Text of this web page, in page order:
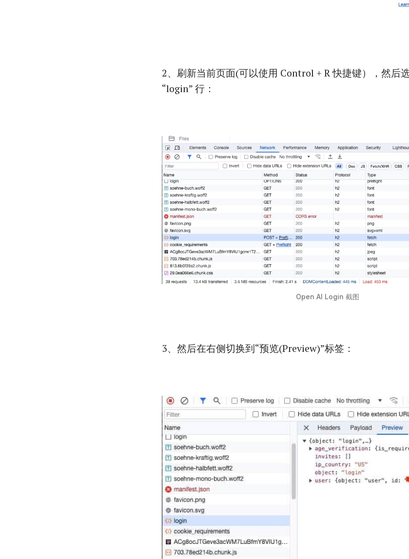
2、刷新当前页面(可以使用 Control + R 快捷键），然后
“login” 行：
Open AI Login 截图
3、然后在右侧切换到“预览(Preview)”标签：